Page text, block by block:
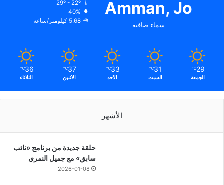
Amman, Jo
سماء صافية
29º - 22º
40%
5.68 كيلومتر/ساعة
29
℃
الجمعة
31
℃
السبت
33
℃
الأحد
37
℃
الأثنين
36
℃
الثلاثاء
الأشهر
حلقة جديدة من برنامج «نائب
سابق» مع جميل النمري
2026-01-08